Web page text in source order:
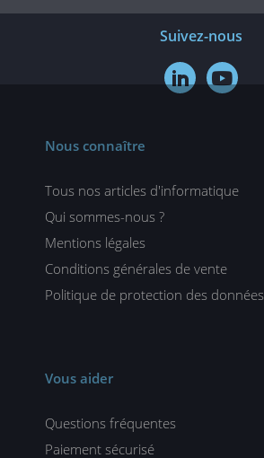
Suivez-nous
 
Nous connaître
Tous nos articles d'informatique
Qui sommes-nous ?
Mentions légales
Conditions générales de vente
Politique de protection des données
Vous aider
Questions fréquentes
Paiement sécurisé